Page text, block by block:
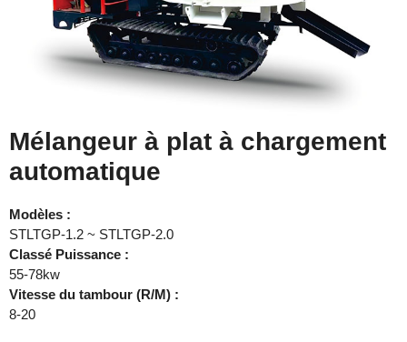
Mélangeur à plat à chargement
automatique
Modèles :
STLTGP-1.2 ~ STLTGP-2.0
Classé Puissance :
55-78kw
Vitesse du tambour (R/M) :
8-20